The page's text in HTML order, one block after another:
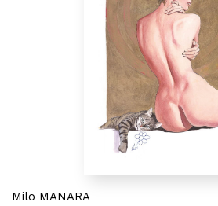
Milo MANARA